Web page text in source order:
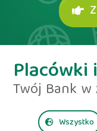
Twój Bank
Wszystko